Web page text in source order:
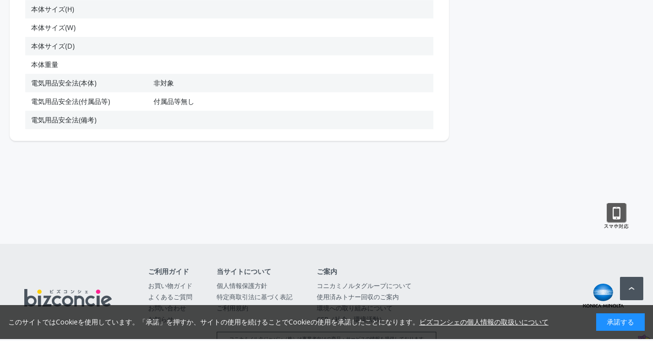
本体サイズ(H)
本体サイズ(W)
本体サイズ(D)
本体重量
電気用品安全法(本体)
非対象
電気用品安全法(付属品等)
付属品等無し
電気用品安全法(備考)
ご利用ガイド
お買い物ガイド
よくあるご質問
お問い合わせ
お知らせ
当サイトについて
個人情報保護方針
特定商取引法に基づく表記
ご利用規約
ご案内
コニカミノルタグループについて
使用済みトナー回収のご案内
環境への取り組みについて
CSR（社会・環境活動）
コニカミノルタジャパン（株）は事業者向けの商品・サービスの情報を提供しております
このサイトではCookieを使用しています。「承諾」を押すか、サイトの使用を続けることでCookieの使用を承諾したことになります。 ビズコンシェの個人情報の取扱いについて 承諾する